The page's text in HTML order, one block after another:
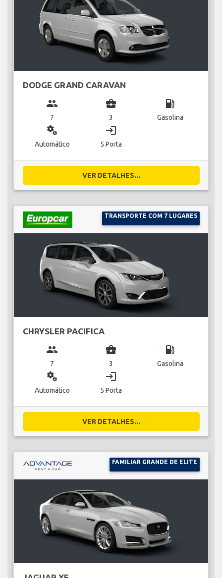
DODGE GRAND CARAVAN
group
7
business_center
3
local_gas_station
Gasolina
miscellaneous_services
Automático
login
5 Porta
VER DETALHES...
TRANSPORTE COM 7 LUGARES
CHRYSLER PACIFICA
group
7
business_center
3
local_gas_station
Gasolina
miscellaneous_services
Automático
login
5 Porta
VER DETALHES...
FAMILIAR GRANDE DE ELITE